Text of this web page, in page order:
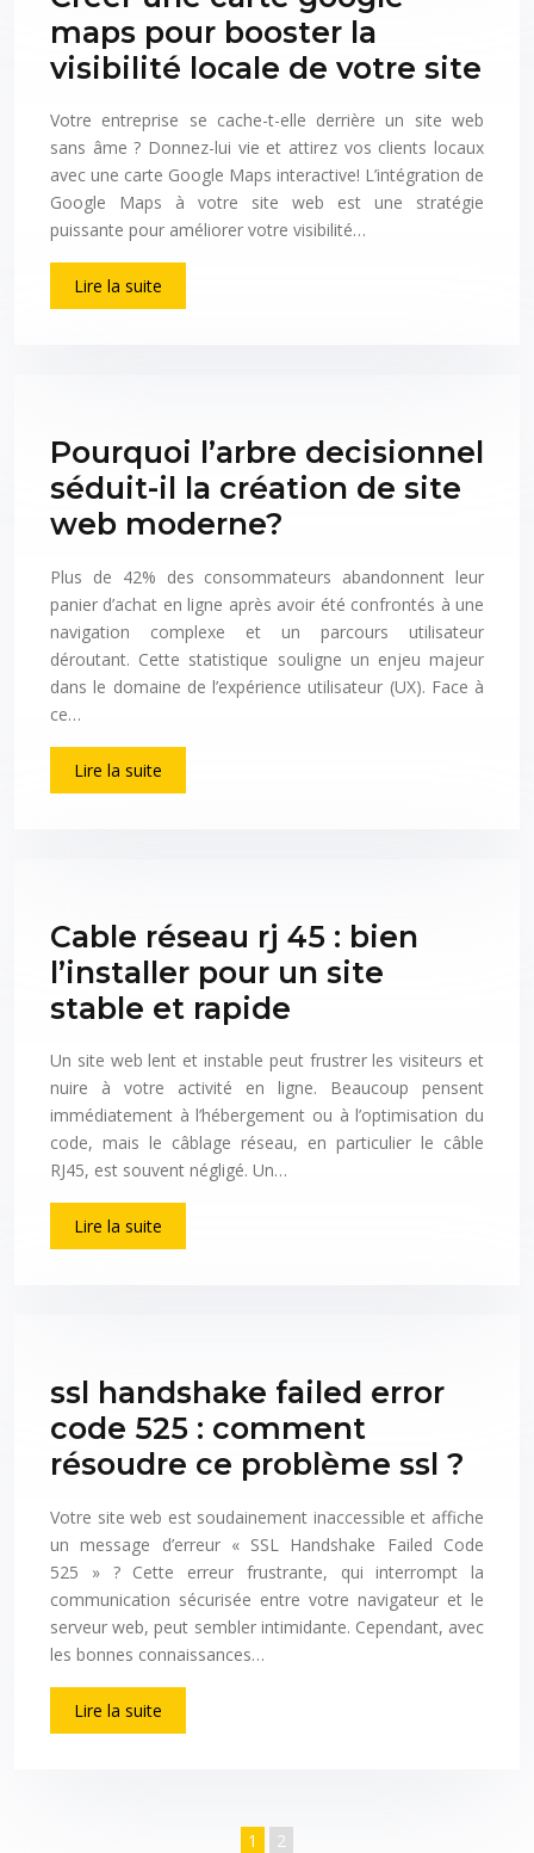
maps pour booster la
visibilité locale de votre site
Votre entreprise se cache-t-elle derrière un site web
sans âme ? Donnez-lui vie et attirez vos clients locaux
avec une carte Google Maps interactive! L’intégration de
Google Maps à votre site web est une stratégie
puissante pour améliorer votre visibilité…
Lire la suite
Pourquoi l’arbre decisionnel
séduit-il la création de site
web moderne?
Plus de 42% des consommateurs abandonnent leur
panier d’achat en ligne après avoir été confrontés à une
navigation complexe et un parcours utilisateur
déroutant. Cette statistique souligne un enjeu majeur
dans le domaine de l’expérience utilisateur (UX). Face à
ce…
Lire la suite
Cable réseau rj 45 : bien
l’installer pour un site
stable et rapide
Un site web lent et instable peut frustrer les visiteurs et
nuire à votre activité en ligne. Beaucoup pensent
immédiatement à l’hébergement ou à l’optimisation du
code, mais le câblage réseau, en particulier le câble
RJ45, est souvent négligé. Un…
Lire la suite
ssl handshake failed error
code 525 : comment
résoudre ce problème ssl ?
Votre site web est soudainement inaccessible et affiche
un message d’erreur « SSL Handshake Failed Code
525 » ? Cette erreur frustrante, qui interrompt la
communication sécurisée entre votre navigateur et le
serveur web, peut sembler intimidante. Cependant, avec
les bonnes connaissances…
Lire la suite
1 2